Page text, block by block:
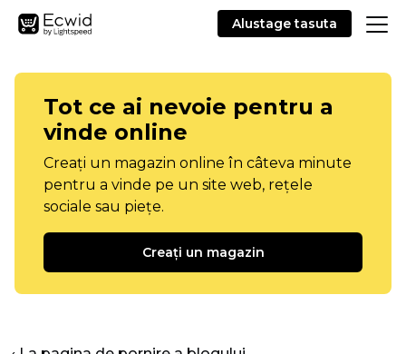
Alustage tasuta
Tot ce ai nevoie pentru a
vinde online
Creați un magazin online în câteva minute
pentru a vinde pe un site web, rețele
sociale sau piețe.
Creați un magazin